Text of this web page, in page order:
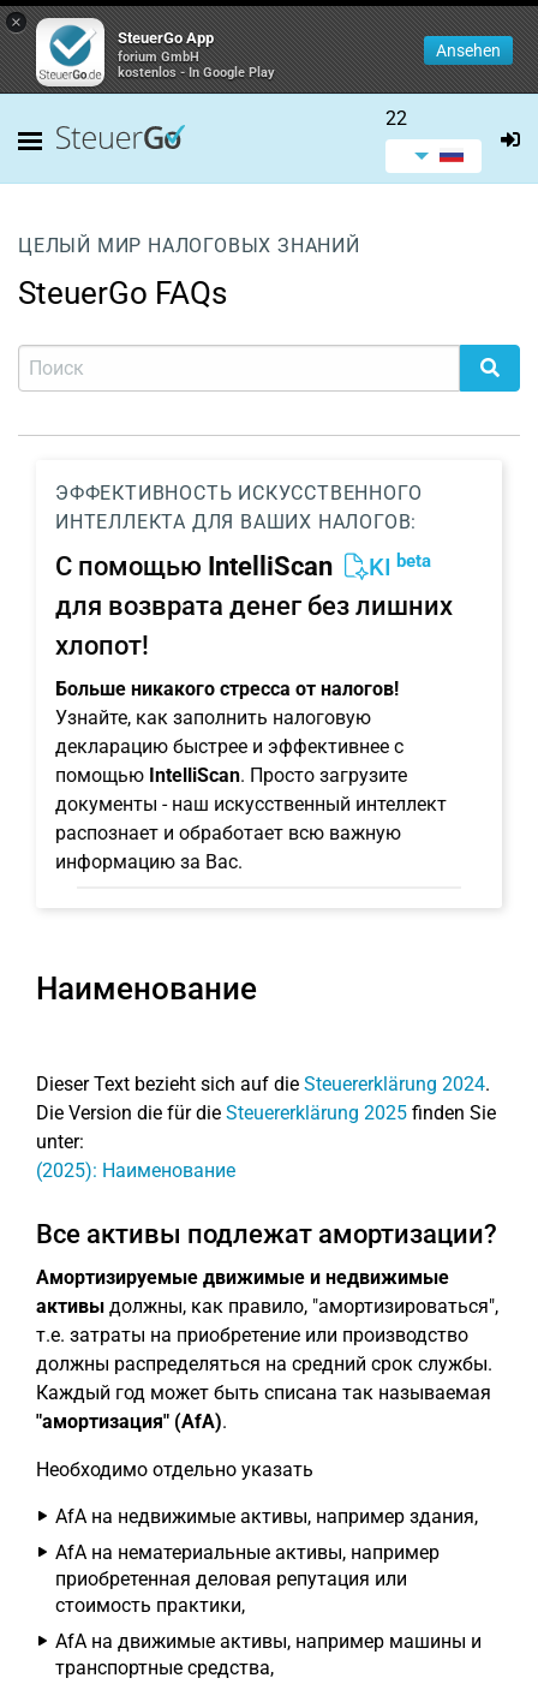
×
SteuerGo App
forium GmbH
kostenlos - In Google Play
Ansehen
22
ЦЕЛЫЙ МИР НАЛОГОВЫХ ЗНАНИЙ
SteuerGo FAQs
ЭФФЕКТИВНОСТЬ ИСКУССТВЕННОГО
ИНТЕЛЛЕКТА ДЛЯ ВАШИХ НАЛОГОВ:
С помощью IntelliScan KI beta
для возврата денег без лишних
хлопот!
Больше никакого стресса от налогов!
Узнайте, как заполнить налоговую
декларацию быстрее и эффективнее с
помощью IntelliScan. Просто загрузите
документы - наш искусственный интеллект
распознает и обработает всю важную
информацию за Вас.
Наименование
Dieser Text bezieht sich auf die Steuererklärung 2024.
Die Version die für die Steuererklärung 2025 finden Sie
unter:
(2025): Наименование
Все активы подлежат амортизации?
Амортизируемые движимые и недвижимые
активы должны, как правило, "амортизироваться",
т.е. затраты на приобретение или производство
должны распределяться на средний срок службы.
Каждый год может быть списана так называемая
"амортизация" (AfA).
Необходимо отдельно указать
AfA на недвижимые активы, например здания,
AfA на нематериальные активы, например
приобретенная деловая репутация или
стоимость практики,
AfA на движимые активы, например машины и
транспортные средства,